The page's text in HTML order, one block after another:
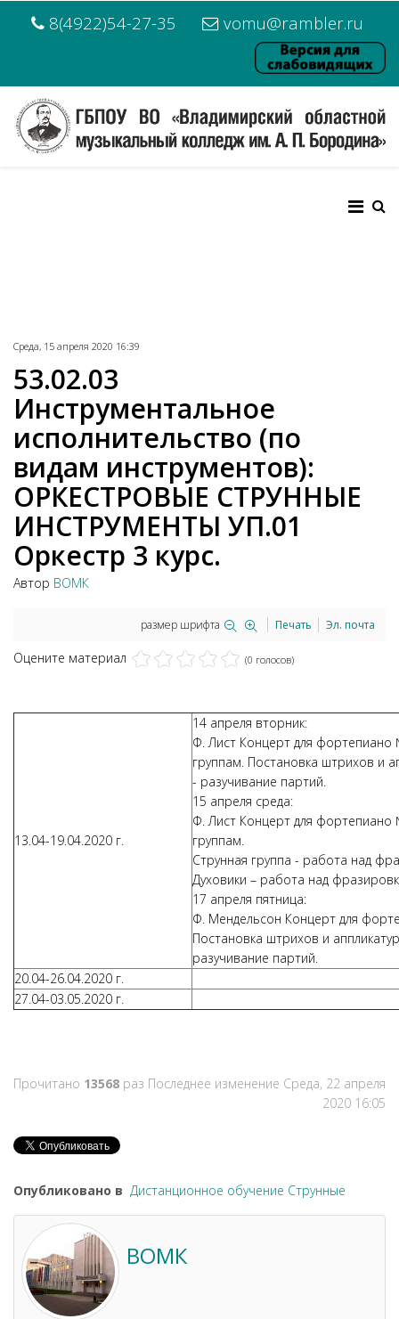
8(4922)54-27-35 vomu@rambler.ru
Среда, 15 апреля 2020 16:39
53.02.03
Инструментальное
исполнительство (по
видам инструментов):
ОРКЕСТРОВЫЕ СТРУННЫЕ
ИНСТРУМЕНТЫ УП.01
Оркестр 3 курс.
Автор ВОМК
размер шрифта Печать Эл. почта
Оцените материал (0 голосов)
13.04-19.04.2020 г.
14 апреля вторник:
Ф. Лист Концерт для
группам. Постановка штрихов и
- разучивание партий.
15 апреля среда:
Ф. Лист Концерт для
группам.
Струнная группа - работа над
Духовики – работа над
17 апреля пятница:
Ф. Мендельсон Концерт для
Постановка штрихов и
разучивание партий.
20.04-26.04.2020 г.
27.04-03.05.2020 г.
Прочитано 13568 раз Последнее изменение Среда, 22 апреля
2020 16:05
Опубликовано в Дистанционное обучение Струнные
ВОМК